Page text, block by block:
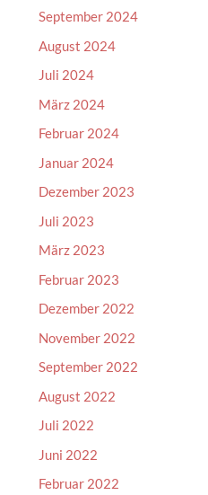
September 2024
August 2024
Juli 2024
März 2024
Februar 2024
Januar 2024
Dezember 2023
Juli 2023
März 2023
Februar 2023
Dezember 2022
November 2022
September 2022
August 2022
Juli 2022
Juni 2022
Februar 2022